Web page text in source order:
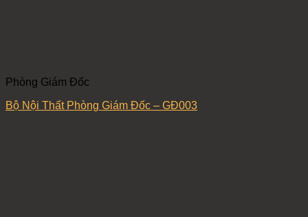
Phòng Giám Đốc
Bộ Nội Thất Phòng Giám Đốc – GĐ003